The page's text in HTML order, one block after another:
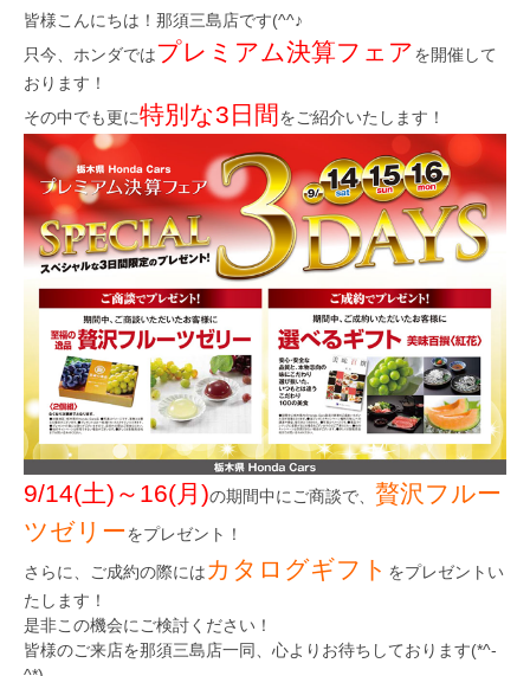
皆様こんにちは！那須三島店です(^^♪
只今、ホンダではプレミアム決算フェアを開催して
おります！
その中でも更に特別な3日間をご紹介いたします！
9/14(土)～16(月)の期間中に ご商談で、 贅沢フルー
ツゼリーをプレゼント！
さらに、
ご成約の際にはカタログギフト をプレゼントい
たします！
是非この機会にご検討ください！
皆様のご来店を那須三島店一同、心よりお待ちしております(*^-